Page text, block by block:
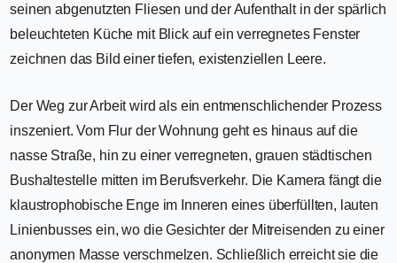
seinen abgenutzten Fliesen und der Aufenthalt in der spärlich
beleuchteten Küche mit Blick auf ein verregnetes Fenster
zeichnen das Bild einer tiefen, existenziellen Leere.
Der Weg zur Arbeit wird als ein entmenschlichender Prozess
inszeniert. Vom Flur der Wohnung geht es hinaus auf die
nasse Straße, hin zu einer verregneten, grauen städtischen
Bushaltestelle mitten im Berufsverkehr. Die Kamera fängt die
klaustrophobische Enge im Inneren eines überfüllten, lauten
Linienbusses ein, wo die Gesichter der Mitreisenden zu einer
anonymen Masse verschmelzen. Schließlich erreicht sie die